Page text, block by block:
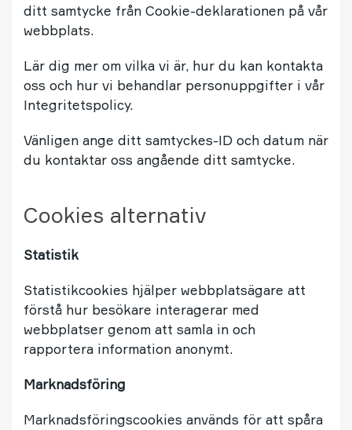
ditt samtycke från Cookie-deklarationen på vår
webbplats.
Lär dig mer om vilka vi är, hur du kan kontakta
oss och hur vi behandlar personuppgifter i vår
Integritetspolicy.
Vänligen ange ditt samtyckes-ID och datum när
du kontaktar oss angående ditt samtycke.
Cookies alternativ
Statistik
Statistikcookies hjälper webbplatsägare att
förstå hur besökare interagerar med
webbplatser genom att samla in och
rapportera information anonymt.
Marknadsföring
Marknadsföringscookies används för att spåra